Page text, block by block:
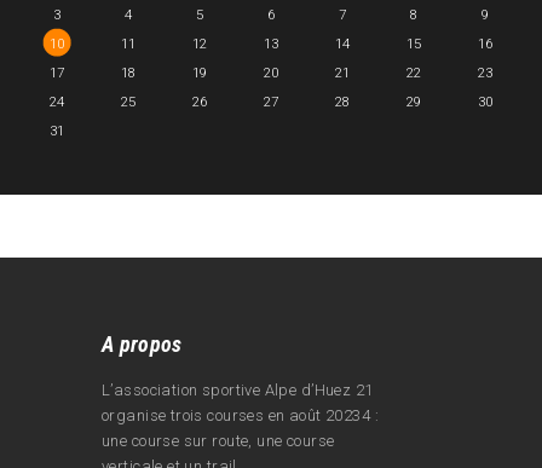
3
4 5 6 7 8
9
10
11 12 13 14 15
16
17
18 19 20 21 22
23
24
25 26 27 28 29
30
31
A propos
L’association sportive Alpe d’Huez 21
organise trois courses en août 20234 :
une course sur route, une course